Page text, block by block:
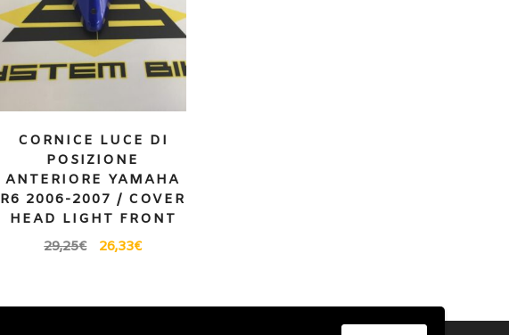
CORNICE LUCE DI
POSIZIONE
ANTERIORE YAMAHA
R6 2006-2007 / COVER
HEAD LIGHT FRONT
29,25€ 26,33€